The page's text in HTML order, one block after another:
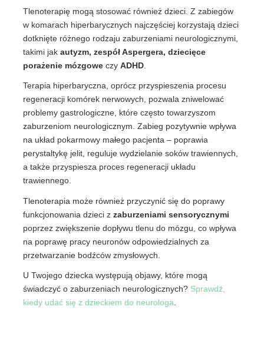
Tlenoterapię mogą stosować również dzieci. Z zabiegów
w komarach hiperbarycznych najczęściej korzystają dzieci
dotknięte różnego rodzaju zaburzeniami neurologicznymi,
takimi jak autyzm, zespół Aspergera, dziecięce
porażenie mózgowe czy ADHD
Terapia hiperbaryczna, oprócz przyspieszenia procesu
regeneracji komórek nerwowych, pozwala zniwelować
problemy gastrologiczne, które często towarzyszom
zaburzeniom neurologicznym. Zabieg pozytywnie wpływa
na układ pokarmowy małego pacjenta – poprawia
perystaltykę jelit, reguluje wydzielanie soków trawiennych,
a także przyspiesza proces regeneracji układu
trawiennego.
Tlenoterapia może również przyczynić się do poprawy
funkcjonowania dzieci z zaburzeniami sensorycznymi
poprzez zwiększenie dopływu tlenu do mózgu, co wpływa
na poprawę pracy neuronów odpowiedzialnych za
przetwarzanie bodźców zmysłowych.
U Twojego dziecka występują objawy, które mogą
świadczyć o zaburzeniach neurologicznych? Sprawdź,
kiedy udać się z dzieckiem do neurologa.